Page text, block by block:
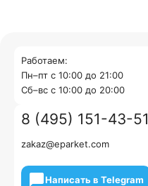
Работаем:
Пн–пт с 10:00 до 21:00
Cб–вс с 10:00 до 20:00
8 (495) 151-43-51
zakaz@eparket.com
Написать в Telegram